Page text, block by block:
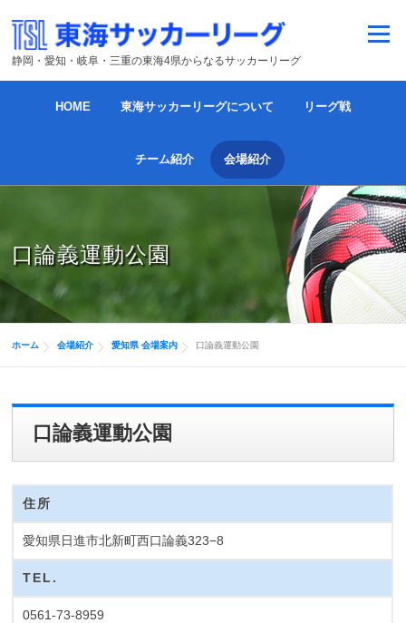
静岡・愛知・岐阜・三重の東海4県からなるサッカーリーグ
メニュー
HOME 東海サッカーリーグについて リーグ戦
チーム紹介 会場紹介
口論義運動公園
ホーム 会場紹介 愛知県 会場案内 口論義運動公園
口論義運動公園
住所
愛知県日進市北新町西口論義323−8
TEL.
0561-73-8959